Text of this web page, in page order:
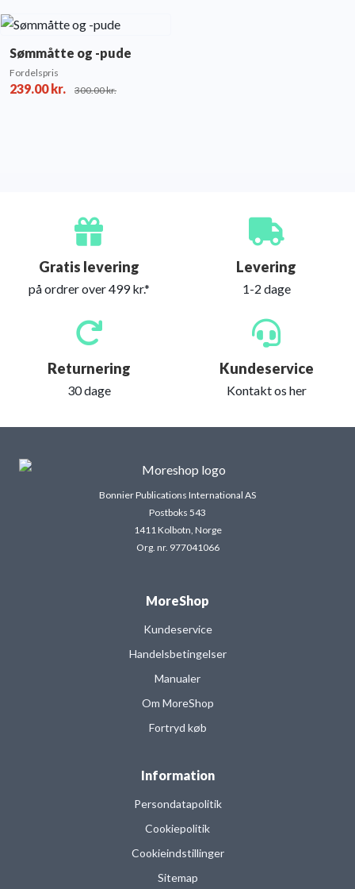
Sømmåtte og -pude
Fordelspris
239.00kr. 300.00kr.
Gratis levering
på ordrer over 499 kr.*
Levering
1-2 dage
Returnering
30 dage
Kundeservice
Kontakt os her
Bonnier Publications International AS
Postboks 543
1411 Kolbotn, Norge
Org. nr. 977041066
MoreShop
Kundeservice
Handelsbetingelser
Manualer
Om MoreShop
Fortryd køb
Information
Persondatapolitik
Cookiepolitik
Cookieindstillinger
Sitemap